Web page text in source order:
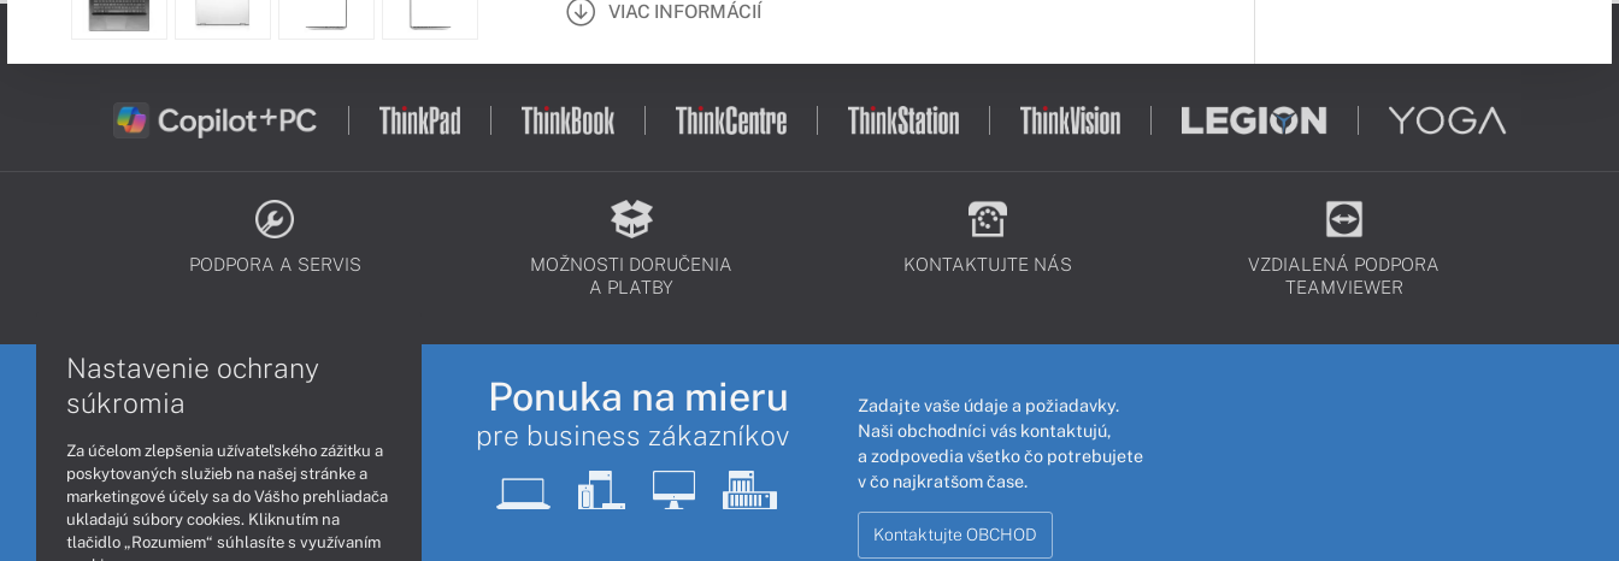
VIAC INFORMÁCIÍ
PODPORA A SERVIS
MOŽNOSTI DORUČENIA
A PLATBY
KONTAKTUJTE NÁS
VZDIALENÁ PODPORA
TEAMVIEWER
Ponuka na mieru
pre business zákazníkov
Zadajte vaše údaje a požiadavky.
Naši obchodníci vás kontaktujú,
a zodpovedia všetko čo potrebujete
v čo najkratšom čase.
Kontaktujte OBCHOD
Nastavenie ochrany
súkromia
Za účelom zlepšenia užívateľského zážitku a
poskytovaných služieb na našej stránke a
marketingové účely sa do Vášho prehliadača
ukladajú súbory cookies. Kliknutím na
tlačidlo „Rozumiem“ súhlasíte s využívaním